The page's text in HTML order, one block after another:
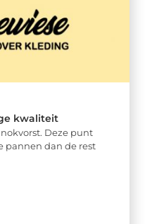
kwaliteit
Deze punt
pannen dan de rest